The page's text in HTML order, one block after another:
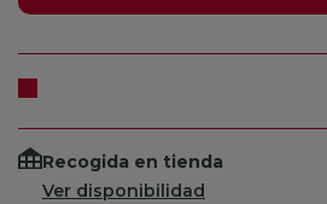
Recogida en tienda
Ver disponibilidad